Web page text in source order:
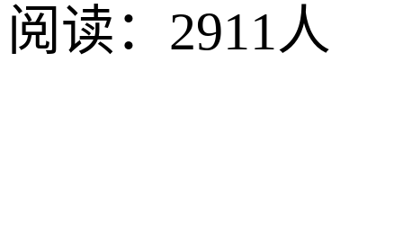
阅读：2911人